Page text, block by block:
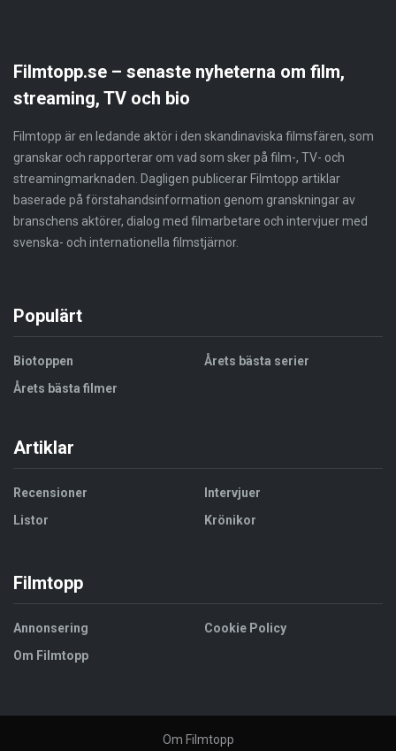
Filmtopp.se – senaste nyheterna om film,
streaming, TV och bio
Filmtopp är en ledande aktör i den skandinaviska filmsfären, som
granskar och rapporterar om vad som sker på film-, TV- och
streamingmarknaden. Dagligen publicerar Filmtopp artiklar
baserade på förstahandsinformation genom granskningar av
branschens aktörer, dialog med filmarbetare och intervjuer med
svenska- och internationella filmstjärnor.
Populärt
Biotoppen
Årets bästa filmer
Årets bästa serier
Artiklar
Recensioner
Listor
Intervjuer
Krönikor
Filmtopp
Annonsering
Om Filmtopp
Cookie Policy
Om Filmtopp